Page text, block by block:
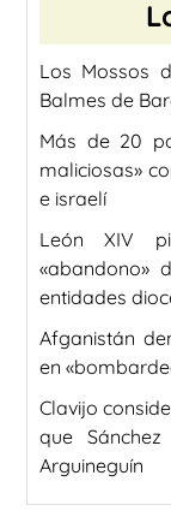
Los Mossos
Balmes de
Más de 20
maliciosas»
e israelí
León XIV
«abandono»
entidades
Afganistán
en
Clavijo
que
Arguineguín